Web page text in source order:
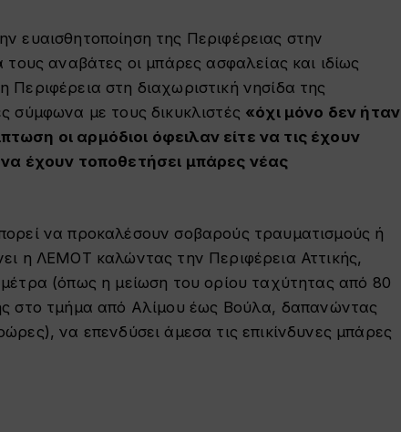
ευαισθητοποίηση της Περιφέρειας στην
τους αναβάτες οι μπάρες ασφαλείας και ιδίως
στη διαχωριστική νησίδα της
σύμφωνα με τους δικυκλιστές «όχι μόνο δεν ήταν
οι αρμόδιοι όφειλαν είτε να τις έχουν
έχουν τοποθετήσει μπάρες νέας
να προκαλέσουν σοβαρούς τραυματισμούς ή
η ΛΕΜΟΤ καλώντας την Περιφέρεια Αττικής,
(όπως η μείωση του ορίου ταχύτητας από 80
στο τμήμα από Αλίμου έως Βούλα, δαπανώντας
να επενδύσει άμεσα τις επικίνδυνες μπάρες